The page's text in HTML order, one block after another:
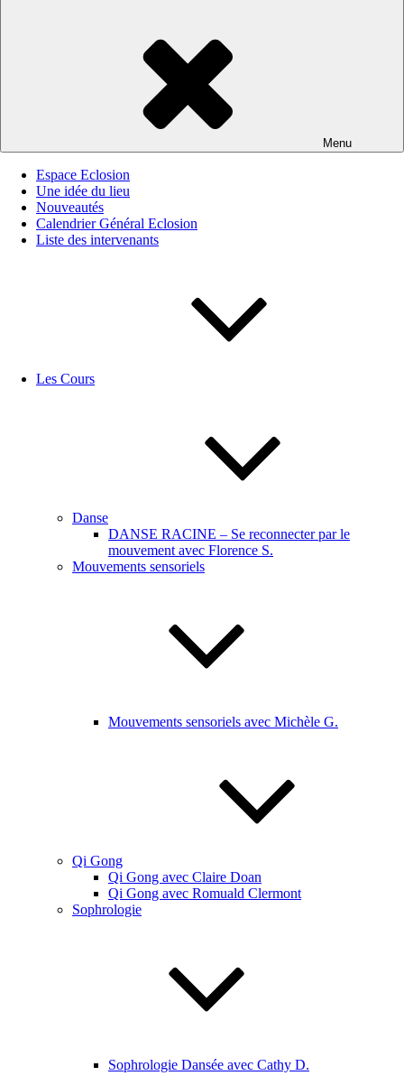
Menu
Espace Eclosion
Une idée du lieu
Nouveautés
Calendrier Général Eclosion
Liste des intervenants
Les Cours
Danse
DANSE RACINE – Se reconnecter par le
mouvement avec Florence S.
Mouvements sensoriels
Mouvements sensoriels avec Michèle G.
Qi Gong
Qi Gong avec Claire Doan
Qi Gong avec Romuald Clermont
Sophrologie
Sophrologie Dansée avec Cathy D.